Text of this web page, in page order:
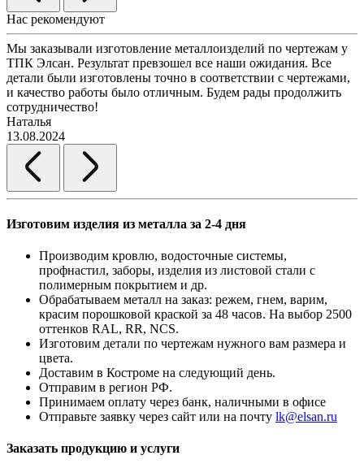
Нас рекомендуют
Мы заказывали изготовление металлоизделий по чертежам у
ТПК Элсан. Результат превзошел все наши ожидания. Все
детали были изготовлены точно в соответствии с чертежами,
и качество работы было отличным. Будем рады продолжить
сотрудничество!
Наталья
13.08.2024
Изготовим изделия из металла за 2-4 дня
Производим кровлю, водосточные системы,
профнастил, заборы, изделия из листовой стали с
полимерным покрытием и др.
Обрабатываем металл на заказ: режем, гнем, варим,
красим порошковой краской за 48 часов. На выбор 2500
оттенков RAL, RR, NCS.
Изготовим детали по чертежам нужного вам размера и
цвета.
Доставим в Костроме на следующий день.
Отправим в регион РФ.
Принимаем оплату через банк, наличными в офисе
Отправьте заявку через сайт или на почту lk@elsan.ru
Заказать продукцию и услуги